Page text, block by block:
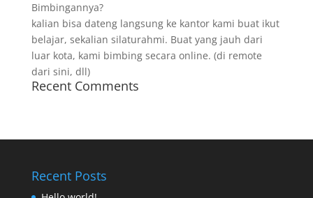
Bimbingannya?
kalian bisa dateng langsung ke kantor kami buat ikut
belajar, sekalian silaturahmi. Buat yang jauh dari
luar kota, kami bimbing secara online. (di remote
dari sini, dll)
Recent Comments
Recent Posts